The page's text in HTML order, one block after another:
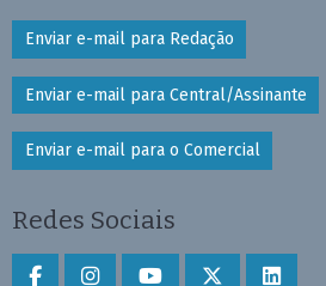
Enviar e-mail para Redação
Enviar e-mail para Central/Assinante
Enviar e-mail para o Comercial
Redes Sociais